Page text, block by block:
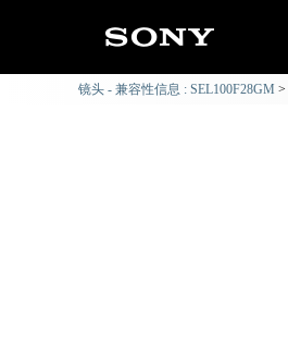
镜头 - 兼容性信息 : SEL100F28GM